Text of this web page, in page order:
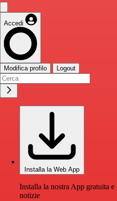
Accedi
Modifica profilo Logout
Installa la Web App
Installa la nostra App gratuita
notizie